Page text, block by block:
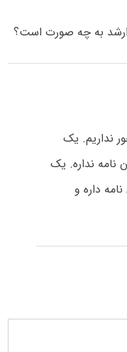
به چه صورت است؟
نداریم. یک
نامه نداره. یک
داره و